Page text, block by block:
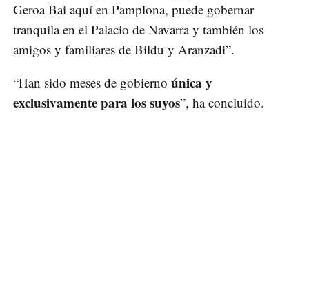
Geroa Bai aquí en Pamplona, puede gobernar
tranquila en el Palacio de Navarra y también los
amigos y familiares de Bildu y Aranzadi”.
“Han sido meses de gobierno única y
exclusivamente para los suyos”, ha concluido.